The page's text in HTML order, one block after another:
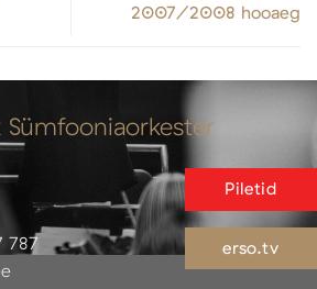
2007/2008 hooaeg
Sümfooniaorkester
787
Piletid
erso.tv